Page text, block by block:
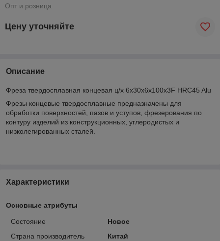
Опт и розница
Цену уточняйте
Описание
Фреза твердосплавная концевая ц/х 6х30х6х100х3F HRC45 Alu
Фрезы концевые твердосплавные предназначены для
обработки поверхностей, пазов и уступов, фрезерования по
контуру изделий из конструкционных, углеродистых и
низколегированных сталей.
Характеристики
Основные атрибуты
Состояние
Новое
Страна производитель
Китай